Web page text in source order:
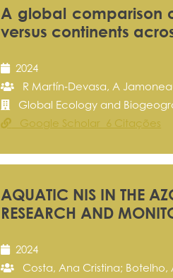
A global comparison
versus continents
2024
R Martín‐Devasa, A
Global Ecology and
Google Scholar 6 Citações
AQUATIC NIS IN THE
RESEARCH AND
2024
Costa, Ana Cristina; Botelho,